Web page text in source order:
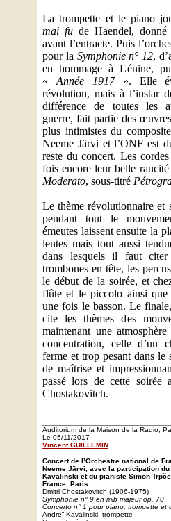
La trompette et le piano
mai fude Haendel, donné
avant l’entracte. Puis
pour la Symphonie n° 12,
en hommage à Lénine,
« Année 1917». Elle
révolution, mais à l’instar
différence de toutes les
guerre, fait partie des
plus intimistes du
Neeme Järvi et l’ONF est
reste du concert. Les
fois encore leur belle
Moderato, sous-titré
Le thème révolutionnaire et
pendant tout le
émeutes laissent ensuite la
lentes mais tout aussi
dans lesquels il faut citer
trombones en tête, les
le début de la soirée, et
flûte et le piccolo ainsi que
une fois le basson. Le
cite les thèmes des
maintenant une
concentration, celle d’un
ferme et trop pesant dans le
de maîtrise et
passé lors de cette soirée
Chostakovitch.
Auditorium de la Maison de la Radio,
Le 05/11/2017
Vincent GUILLEMIN
Concert de l’Orchestre national de
Neeme Järvi, avec la participation
Kavalinski et du pianiste Simon
France, Paris.
Dmitri Chostakovitch (1906-1975)
Symphonie n° 9 en mib majeur op. 70
Concerto n° 1 pour piano, trompette et
Andreï Kavalinski, trompette